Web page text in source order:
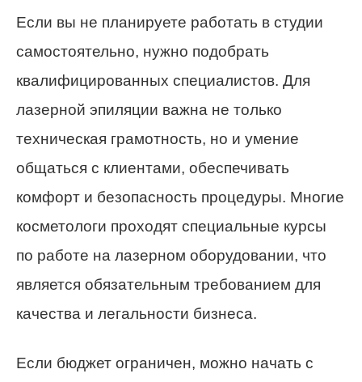
Если вы не планируете работать в студии
самостоятельно, нужно подобрать
квалифицированных специалистов. Для
лазерной эпиляции важна не только
техническая грамотность, но и умение
общаться с клиентами, обеспечивать
комфорт и безопасность процедуры. Многие
косметологи проходят специальные курсы
по работе на лазерном оборудовании, что
является обязательным требованием для
качества и легальности бизнеса.
Если бюджет ограничен, можно начать с